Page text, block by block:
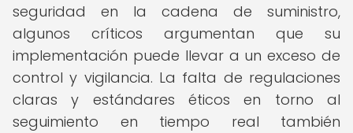
seguridad en la cadena de suministro,
algunos críticos argumentan que su
implementación puede llevar a un exceso de
control y vigilancia. La falta de regulaciones
claras y estándares éticos en torno al
seguimiento en tiempo real también